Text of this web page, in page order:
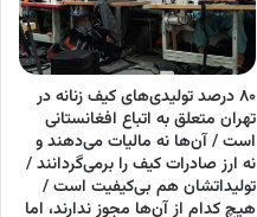
۸۰ درصد تولیدی‌های کیف زنانه در
تهران متعلق به اتباع افغانستانی
است / آن‌ها نه مالیات می‌دهند و
نه ارز صادرات کیف را برمی‌گردانند /
تولیداتشان هم بی‌کیفیت است /
هیچ کدام از آن‌ها مجوز ندارند، اما